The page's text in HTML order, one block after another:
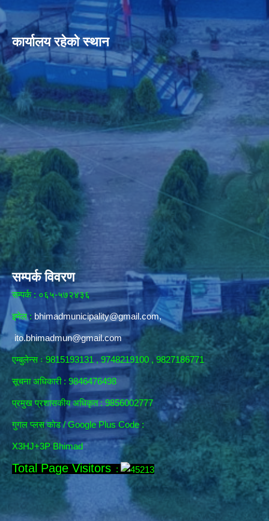
कार्यालय रहेको स्थान
सम्पर्क विवरण
सम्पर्क : ०६५-५७२४३६
इमेल : bhimadmunicipality@gmail.com,
ito.bhimadmun@gmail.com
एम्बुलेन्स ः 9815193131 , 9748219100 , 9827186771
सूचना अधिकारी : 9846476498
प्रमुख प्रशासकीय अधिकृत : 9856002777
गुगल प्लस कोड / Google Plus Code :
X3HJ+3P Bhimad
Total Page Visitors :